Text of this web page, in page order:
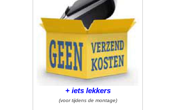
+ iets lekkers
(voor tijdens de montage)